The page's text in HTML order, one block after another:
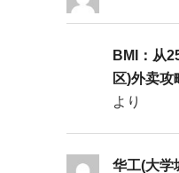
BMI：从
区)外卖
より
华工(大学